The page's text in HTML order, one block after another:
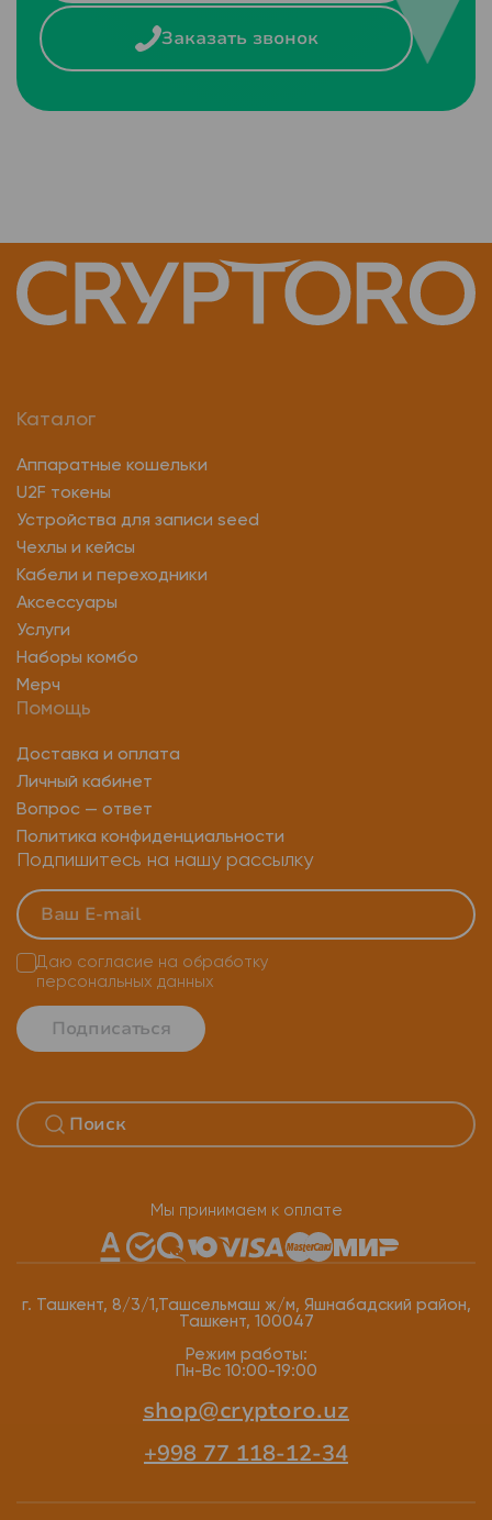
Заказать звонок
Каталог
Аппаратные кошельки
U2F токены
Устройства для записи seed
Чехлы и кейсы
Кабели и переходники
Аксессуары
Услуги
Наборы комбо
Мерч
Помощь
Доставка и оплата
Личный кабинет
Вопрос — ответ
Политика конфиденциальности
Подпишитесь на нашу рассылку
Подписаться
Даю согласие на обработку
персональных данных
Мы принимаем к оплате
г. Ташкент, 8/3/1,Ташсельмаш ж/м, Яшнабадский район,
Ташкент, 100047
Режим работы:
Пн-Вс 10:00-19:00
shop@cryptoro.uz
+998 77 118-12-34